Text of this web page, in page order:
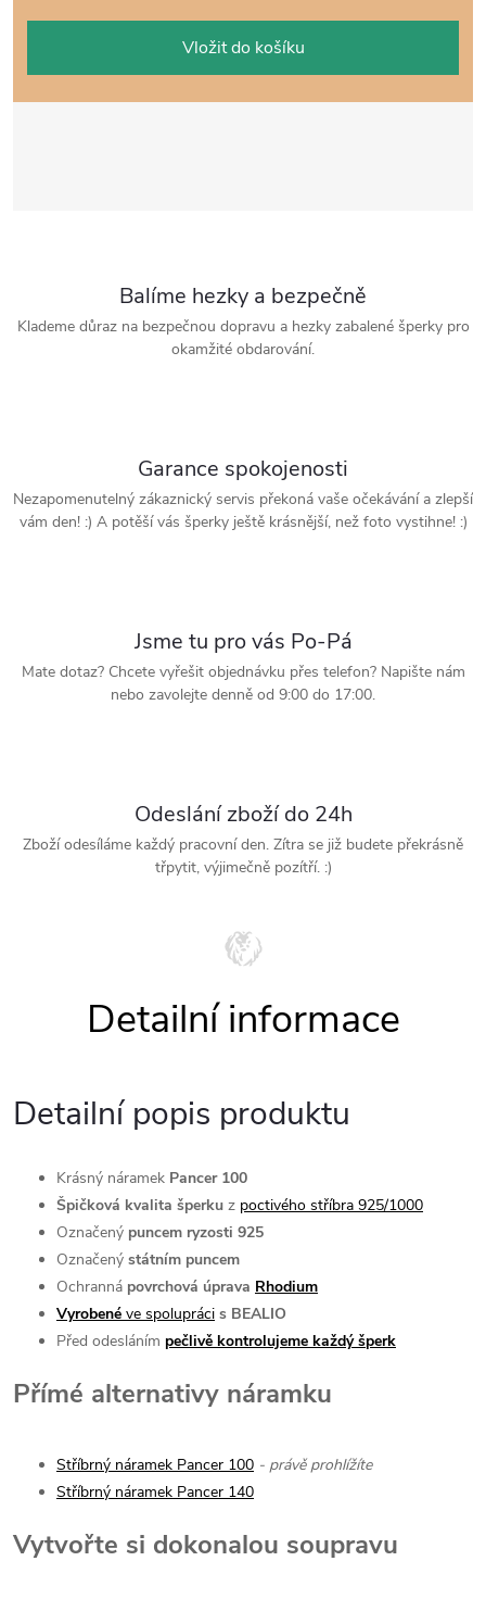
Vložit do košíku
Balíme hezky a bezpečně
Klademe důraz na bezpečnou dopravu a hezky zabalené šperky pro
okamžité obdarování.
Garance spokojenosti
Nezapomenutelný zákaznický servis překoná vaše očekávání a zlepší
vám den! :) A potěší vás šperky ještě krásnější, než foto vystihne! :)
Jsme tu pro vás Po-Pá
Mate dotaz? Chcete vyřešit objednávku přes telefon? Napište nám
nebo zavolejte denně od 9:00 do 17:00.
Odeslání zboží do 24h
Zboží odesíláme každý pracovní den. Zítra se již budete překrásně
třpytit, výjimečně pozítří. :)
Detailní popis produktu
Krásný náramek Pancer100
Špičková kvalita šperku z poctivého stříbra 925/1000
Označený puncem ryzosti 925
Označený státním puncem
Ochranná povrchová úprava Rhodium
Vyrobené ve spolupráci s BEALIO
Před odesláním pečlivě kontrolujeme každý šperk
Přímé alternativy náramku
Stříbrný náramek Pancer 100 - právě prohlížíte
Stříbrný náramek Pancer 140
Vytvořte si dokonalou soupravu